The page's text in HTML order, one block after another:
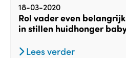
18-03-2020
Rol vader even
in stillen huidhonger
Lees verder